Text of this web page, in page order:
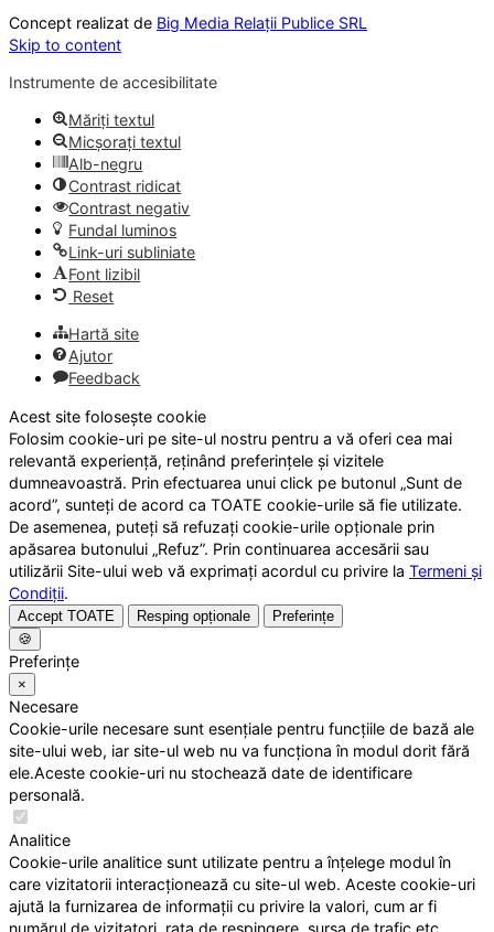
Concept realizat de Big Media Relații Publice SRL
Skip to content
Instrumente de accesibilitate
Măriți textul
Micșorați textul
Alb-negru
Contrast ridicat
Contrast negativ
Fundal luminos
Link-uri subliniate
Font lizibil
Reset
Hartă site
Ajutor
Feedback
Acest site folosește cookie
Folosim cookie-uri pe site-ul nostru pentru a vă oferi cea mai
relevantă experiență, reținând preferințele și vizitele
dumneavoastră. Prin efectuarea unui click pe butonul „Sunt de
acord”, sunteți de acord ca TOATE cookie-urile să fie utilizate.
De asemenea, puteți să refuzați cookie-urile opționale prin
apăsarea butonului „Refuz”. Prin continuarea accesării sau
utilizării Site-ului web vă exprimați acordul cu privire la Termeni și
Condiții.
Accept TOATE Resping opționale
Preferințe
🍪
Preferințe
×
Necesare
Cookie-urile necesare sunt esențiale pentru funcțiile de bază ale
site-ului web, iar site-ul web nu va funcționa în modul dorit fără
ele.Aceste cookie-uri nu stochează date de identificare
personală.
Analitice
Cookie-urile analitice sunt utilizate pentru a înțelege modul în
care vizitatorii interacționează cu site-ul web. Aceste cookie-uri
ajută la furnizarea de informații cu privire la valori, cum ar fi
numărul de vizitatori, rata de respingere, sursa de trafic etc.